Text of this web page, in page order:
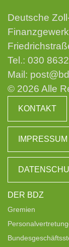
Deutsche
Tel.: 030
Mail:
© 2026 Alle
KONTAKT
IMPRESSUM
DER BDZ
Gremien